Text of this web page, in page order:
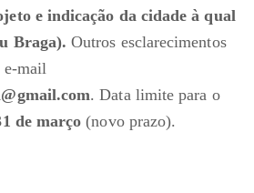
e indicação da cidade à qual
Braga). Outros esclarecimentos
e-mail
. Data limite para o
de março(novo prazo).